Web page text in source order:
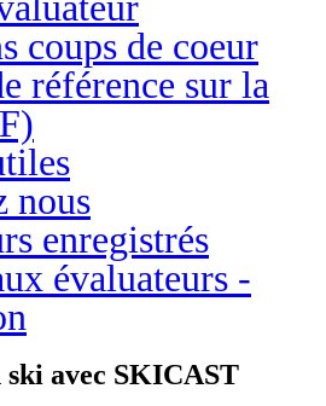
coups de coeur
référence sur la
nous
enregistrés
évaluateurs -
avec SKICAST